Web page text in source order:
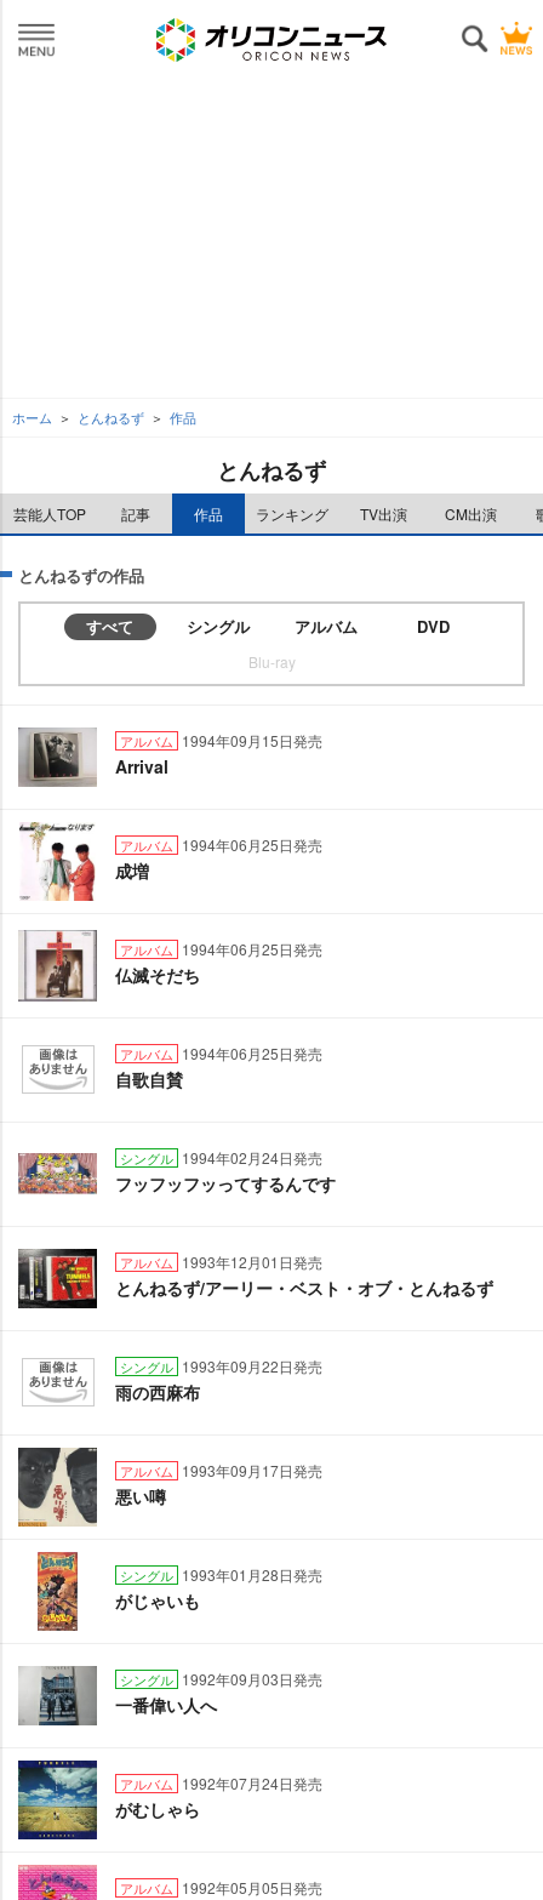
ホーム とんねるず 作品
とんねるず
芸能人TOP 記事 作品 ランキング TV出演 CM出演
とんねるずの作品
すべて シングル アルバム DVD
Blu-ray
アルバム 1994年09月15日発売
Arrival
アルバム 1994年06月25日発売
成増
アルバム 1994年06月25日発売
仏滅そだち
アルバム 1994年06月25日発売
自歌自賛
シングル 1994年02月24日発売
フッフッフッってするんです
アルバム 1993年12月01日発売
とんねるず/アーリー・ベスト・オブ・とんねるず
シングル 1993年09月22日発売
雨の西麻布
アルバム 1993年09月17日発売
悪い噂
シングル 1993年01月28日発売
がじゃいも
シングル 1992年09月03日発売
一番偉い人へ
アルバム 1992年07月24日発売
がむしゃら
アルバム 1992年05月05日発売